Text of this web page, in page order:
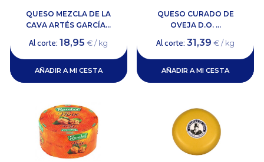
QUESO MEZCLA DE LA
CAVA ARTÉS GARCÍA...
Al corte:18,95 € / kg
AÑADIR A MI CESTA
QUESO CURADO DE
OVEJA D.O. ...
Al corte:31,39 € / kg
AÑADIR A MI CESTA